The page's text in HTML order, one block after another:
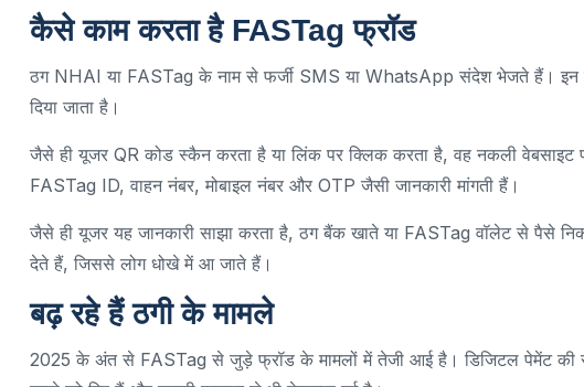
कैसे काम करता है FASTag फ्रॉड
ठग NHAI या FASTag के नाम से फर्जी SMS या WhatsApp संदेश भेजते हैं। इन
दिया जाता है।
जैसे ही यूजर QR कोड स्कैन करता है या लिंक पर क्लिक करता है, वह नकली वेबसाइट
FASTag ID, वाहन नंबर, मोबाइल नंबर और OTP जैसी जानकारी मांगती हैं।
जैसे ही यूजर यह जानकारी साझा करता है, ठग बैंक खाते या FASTag वॉलेट से पैसे
देते हैं, जिससे लोग धोखे में आ जाते हैं।
बढ़ रहे हैं ठगी के मामले
2025 के अंत से FASTag से जुड़े फ्रॉड के मामलों में तेजी आई है। डिजिटल पेमेंट की